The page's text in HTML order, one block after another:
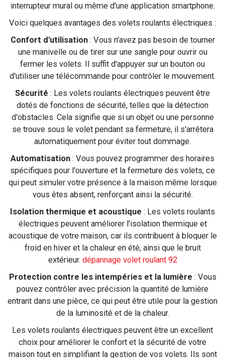
interrupteur mural ou même d'une application smartphone.
Voici quelques avantages des volets roulants électriques :
Confort d'utilisation: Vous n'avez pas besoin de tourner
une manivelle ou de tirer sur une sangle pour ouvrir ou
fermer les volets. Il suffit d'appuyer sur un bouton ou
d'utiliser une télécommande pour contrôler le mouvement.
Sécurité : Les volets roulants électriques peuvent être
dotés de fonctions de sécurité, telles que la détection
d'obstacles. Cela signifie que si un objet ou une personne
se trouve sous le volet pendant sa fermeture, il s'arrêtera
automatiquement pour éviter tout dommage.
Automatisation : Vous pouvez programmer des horaires
spécifiques pour l'ouverture et la fermeture des volets, ce
qui peut simuler votre présence à la maison même lorsque
vous êtes absent, renforçant ainsi la sécurité.
Isolation thermique et acoustique : Les volets roulants
électriques peuvent améliorer l'isolation thermique et
acoustique de votre maison, car ils contribuent à bloquer le
froid en hiver et la chaleur en été, ainsi que le bruit
extérieur. dépannage volet roulant 92
Protection contre les intempéries et la lumière : Vous
pouvez contrôler avec précision la quantité de lumière
entrant dans une pièce, ce qui peut être utile pour la gestion
de la luminosité et de la chaleur.
Les volets roulants électriques peuvent être un excellent
choix pour améliorer le confort et la sécurité de votre
maison tout en simplifiant la gestion de vos volets. Ils sont